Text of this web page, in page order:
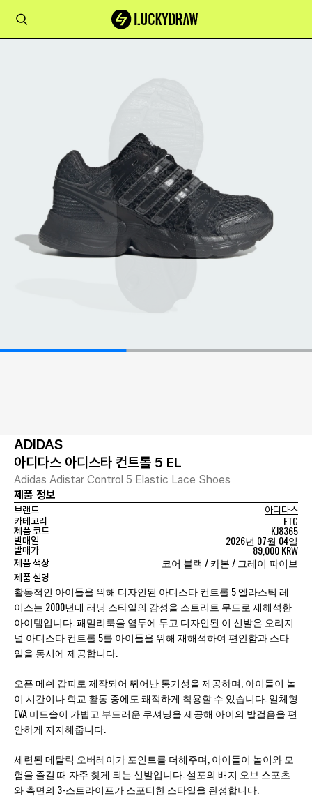
ADIDAS
아디다스 아디스타 컨트롤 5 EL
Adidas Adistar Control 5 Elastic Lace Shoes
제품 정보
브랜드
아디다스
카테고리
ETC
제품 코드 KJ8365
발매일 2026년 07월 04일
발매가 89,000 KRW
제품 색상 코어 블랙 / 카본 / 그레이 파이브
제품 설명
활동적인 아이들을 위해 디자인된 아디스타 컨트롤 5 엘라스틱 레
이스는 2000년대 러닝 스타일의 감성을 스트리트 무드로 재해석한
아이템입니다. 패밀리룩을 염두에 두고 디자인된 이 신발은 오리지
널 아디스타 컨트롤 5를 아이들을 위해 재해석하여 편안함과 스타
일을 동시에 제공합니다.
오픈 메쉬 갑피로 제작되어 뛰어난 통기성을 제공하며, 아이들이 놀
이 시간이나 학교 활동 중에도 쾌적하게 착용할 수 있습니다. 일체형
EVA 미드솔이 가볍고 부드러운 쿠셔닝을 제공해 아이의 발걸음을 편
안하게 지지해줍니다.
세련된 메탈릭 오버레이가 포인트를 더해주며, 아이들이 놀이와 모
험을 즐길 때 자주 찾게 되는 신발입니다. 설포의 배지 오브 스포츠
와 측면의 3-스트라이프가 스포티한 스타일을 완성합니다.